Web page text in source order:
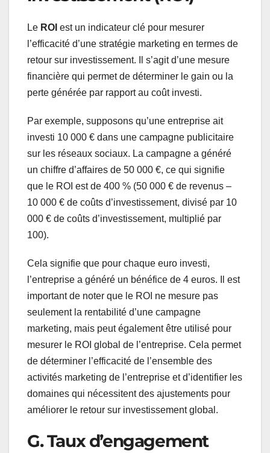
Le ROI est un indicateur clé pour mesurer
l’efficacité d’une stratégie marketing en termes de
retour sur investissement. Il s’agit d’une mesure
financière qui permet de déterminer le gain ou la
perte générée par rapport au coût investi.
Par exemple, supposons qu’une entreprise ait
investi 10 000 € dans une campagne publicitaire
sur les réseaux sociaux. La campagne a généré
un chiffre d’affaires de 50 000 €, ce qui signifie
que le ROI est de 400 % (50 000 € de revenus –
10 000 € de coûts d’investissement, divisé par 10
000 € de coûts d’investissement, multiplié par
100).
Cela signifie que pour chaque euro investi,
l’entreprise a généré un bénéfice de 4 euros. Il est
important de noter que le ROI ne mesure pas
seulement la rentabilité d’une campagne
marketing, mais peut également être utilisé pour
mesurer le ROI global de l’entreprise. Cela permet
de déterminer l’efficacité de l’ensemble des
activités marketing de l’entreprise et d’identifier les
domaines qui nécessitent des ajustements pour
améliorer le retour sur investissement global.
G. Taux d’engagement